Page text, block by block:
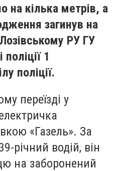
на кілька метрів, а
загинув на
РУ ГУ
1
поліції.
переїзді у
«Газель». За
річний водій, він
на заборонений